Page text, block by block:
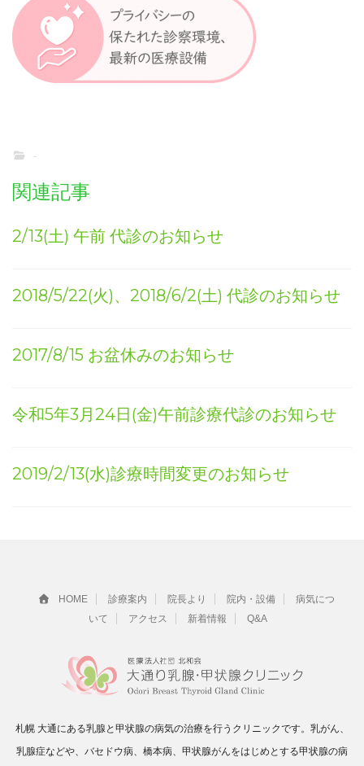
-
関連記事
2/13(土) 午前 代診のお知らせ
2018/5/22(火)、2018/6/2(土) 代診のお知らせ
2017/8/15 お盆休みのお知らせ
令和5年3月24日(金)午前診療代診のお知らせ
2019/2/13(水)診療時間変更のお知らせ
HOME 診療案内 院長より 院内・設備
病気につ
いて
アクセス 新着情報 Q&A
札幌 大通にある乳腺と甲状腺の病気の治療を行うクリニックです。乳がん、
乳腺症などや、バセドウ病、橋本病、甲状腺がんをはじめとする甲状腺の病